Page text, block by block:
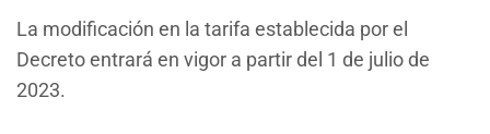
La modificación en la tarifa establecida por el
Decreto entrará en vigor a partir del 1 de julio de
2023.